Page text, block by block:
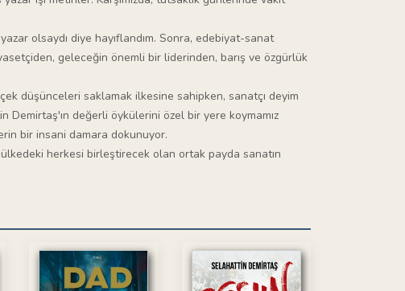
olsaydı diye hayıflandım. Sonra, edebiyat-sanat
geleceğin önemli bir liderinden, barış ve özgürlük
düşünceleri saklamak ilkesine sahipken, sanatçı deyim
Demirtaş'ın değerli öykülerini özel bir yere koymamız
bir insani damara dokunuyor.
ülkedeki herkesi birleştirecek olan ortak payda sanatın